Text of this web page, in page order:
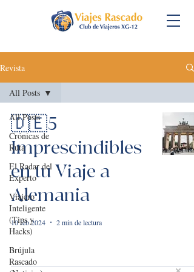
Revista
All Posts
Crónicas de
Ruta
El Radar del
Experto
Viajero
Inteligente
(Tips y
Hacks)
Brújula
Rascado
All Posts
🇩🇪5
Imprescindibles
en tu Viaje a
Alemania
10 feb 2024 2 min de lectura